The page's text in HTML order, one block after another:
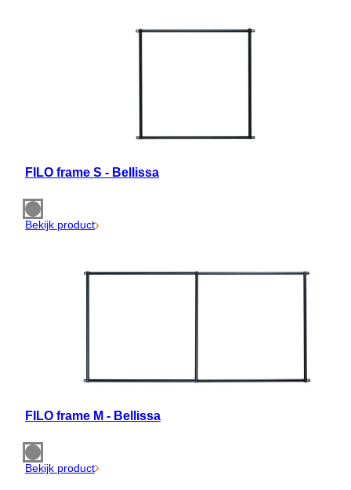
FILO frame S - Bellissa
Bekijk product
FILO frame M - Bellissa
Bekijk product